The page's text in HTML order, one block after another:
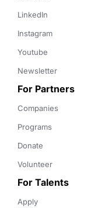
LinkedIn
Instagram
Youtube
Newsletter
For Partners
Companies
Programs
Donate
Volunteer
For Talents
Apply